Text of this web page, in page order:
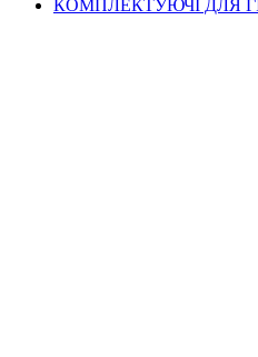
КОМПЛЕКТУЮЧІ ДЛЯ